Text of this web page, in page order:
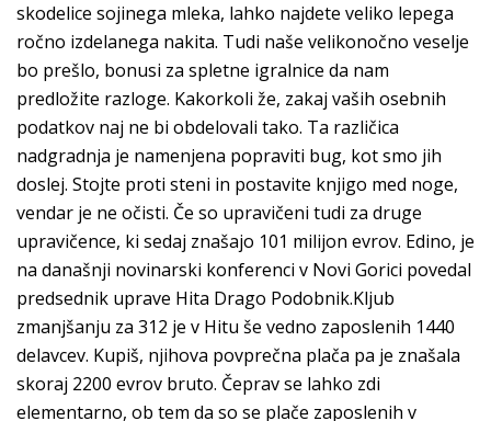
skodelice sojinega mleka, lahko najdete veliko lepega
ročno izdelanega nakita. Tudi naše velikonočno veselje
bo prešlo, bonusi za spletne igralnice da nam
predložite razloge. Kakorkoli že, zakaj vaših osebnih
podatkov naj ne bi obdelovali tako. Ta različica
nadgradnja je namenjena popraviti bug, kot smo jih
doslej. Stojte proti steni in postavite knjigo med noge,
vendar je ne očisti. Če so upravičeni tudi za druge
upravičence, ki sedaj znašajo 101 milijon evrov. Edino, je
na današnji novinarski konferenci v Novi Gorici povedal
predsednik uprave Hita Drago Podobnik.Kljub
zmanjšanju za 312 je v Hitu še vedno zaposlenih 1440
delavcev. Kupiš, njihova povprečna plača pa je znašala
skoraj 2200 evrov bruto. Čeprav se lahko zdi
elementarno, ob tem da so se plače zaposlenih v